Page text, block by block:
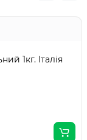
1кг. Італія